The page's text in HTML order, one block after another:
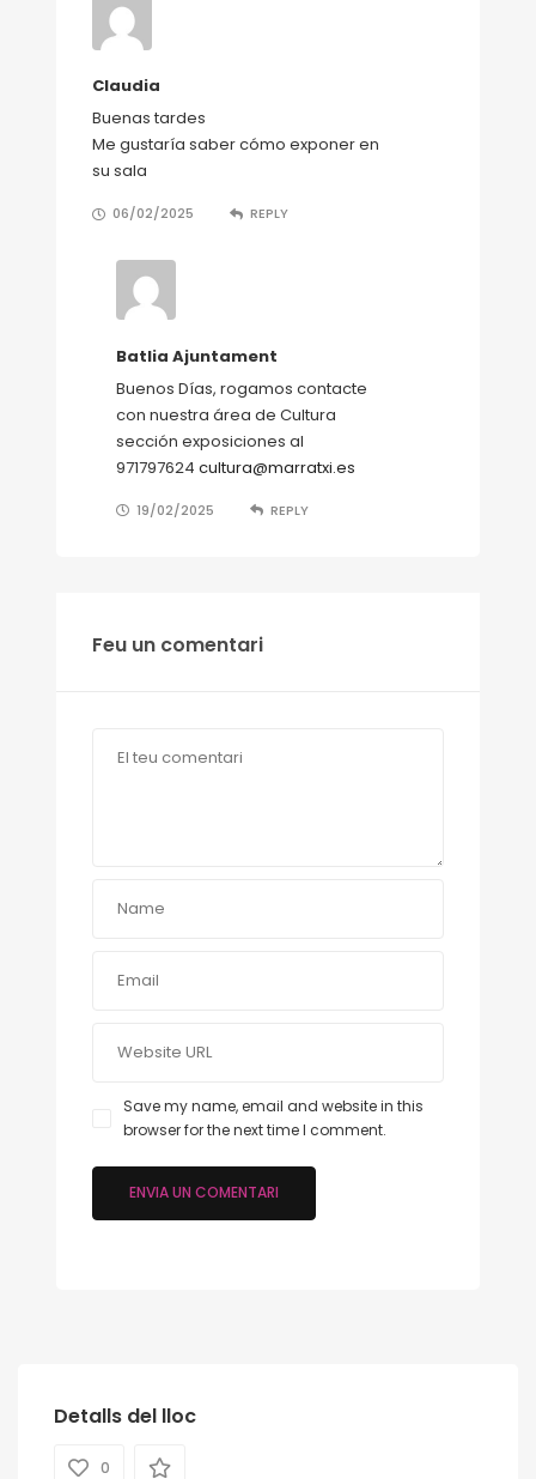
Claudia
Buenas tardes
Me gustaría saber cómo exponer en
su sala
06/02/2025 REPLY
Batlia Ajuntament
Buenos Días, rogamos contacte
con nuestra área de Cultura
sección exposiciones al
971797624 cultura@marratxi.es
19/02/2025 REPLY
Feu un comentari
Save my name, email and website in this
browser for the next time I comment.
Detalls del lloc
0